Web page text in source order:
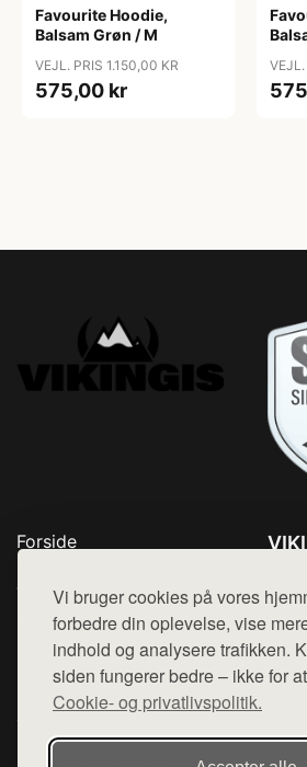
Vi bruger cookies på vores
forbedre din oplevelse, vise
indhold og analysere trafikken.
siden fungerer bedre – ikke for
Cookie- og privatlivspolitik.
Favourite Hoodie,
Balsam Grøn / M
VEJL. PRIS 1.150,00 KR
575,00 kr
VEJL.
Forside
Top Rabatter
Kontakt